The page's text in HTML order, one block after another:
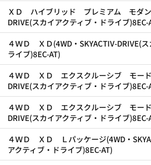
ＸＤ ハイブリッド プレミアム モダン
DRIVE(スカイアクティブ・ドライブ)8EC-
４ＷＤ ＸＤ(4WD・SKYACTIV-DRIVE(
ライブ)8EC-AT)
４ＷＤ ＸＤ エクスクルーシブ モード
DRIVE(スカイアクティブ・ドライブ)8EC-
４ＷＤ ＸＤ エクスクルーシブ モード
DRIVE(スカイアクティブ・ドライブ)8EC-
４ＷＤ ＸＤ Ｌパッケージ(4WD・
アクティブ・ドライブ)8EC-AT)